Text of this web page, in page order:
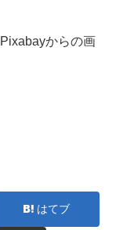
からの画
はてブ